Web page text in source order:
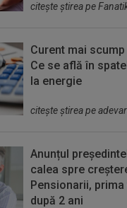
citeşte ştirea pe
Curent mai
Ce se află în
la energie
citeşte ştirea pe
Anunțul
calea spre
Pensionarii, prima
după 2 ani